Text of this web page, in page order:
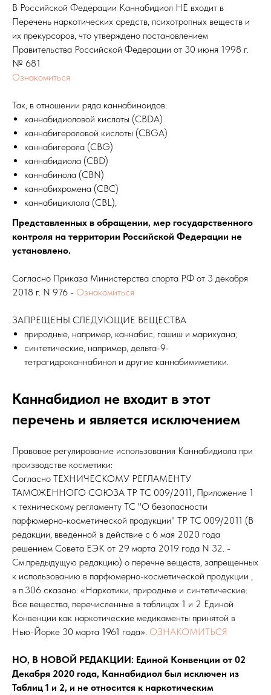
В Российской Федерации Каннабидиол НЕ входит в
Перечень наркотических средств, психотропных веществ и
их прекурсоров, что утверждено постановлением
Правительства Российской Федерации от 30 июня 1998 г.
№ 681
Ознакомиться
Так, в отношении ряда каннабиноидов:
каннабидиоловой кислоты (CBDA)
каннабигероловой кислоты (CBGA)
каннабигерола (CBG)
каннабидиола (CBD)
каннабинола (CBN)
каннабихромена (CBC)
каннабициклола (CBL),
Представленных в обращении, мер государственного
контроля на территории Российской Федерации не
установлено.
Согласно Приказа Министерства спорта РФ от 3 декабря
2018 г. N 976 - Ознакомиться
ЗАПРЕЩЕНЫ СЛЕДУЮЩИЕ ВЕЩЕСТВА
природные, например, каннабис, гашиш и марихуана;
синтетические, например, дельта-9-
тетрагидроканнабинол и другие каннабимиметики.
Каннабидиол не входит в этот
перечень и является исключением
Правовое регулирование использования Каннабидиола при
производстве косметики:
Согласно ТЕХНИЧЕСКОМУ РЕГЛАМЕНТУ
ТАМОЖЕННОГО СОЮЗА ТР ТС 009/2011, Приложение 1
к техническому регламенту ТС "О безопасности
парфюмерно-косметической продукции" ТР ТС 009/2011 (В
редакции, введенной в действие с 6 мая 2020 года
решением Совета ЕЭК от 29 марта 2019 года N 32. -
См.предыдущую редакцию) о перечне веществ, запрещенных
к использованию в парфюмерно-косметической продукции ,
в п.306 сказано: «Наркотики, природные и синтетические:
Все вещества, перечисленные в таблицах 1 и 2 Единой
Конвенции как наркотические медикаменты принятой в
Нью-Йорке 30 марта 1961 года». ОЗНАКОМИТЬСЯ
НО, В НОВОЙ РЕДАКЦИИ: Единой Конвенции от 02
Декабря 2020 года, Каннабидиол был исключен из
Таблиц 1 и 2, и не относится к наркотическим